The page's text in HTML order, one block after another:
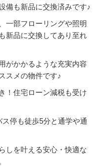
備も新品に交換済みです♪
一部フローリングや照明
新品に交換してあり至れ
がかかるような充実内容
スメの物件です♪
！住宅ローン減税も受け
停も徒歩5分と通学や通
しを叶える安心・快適な